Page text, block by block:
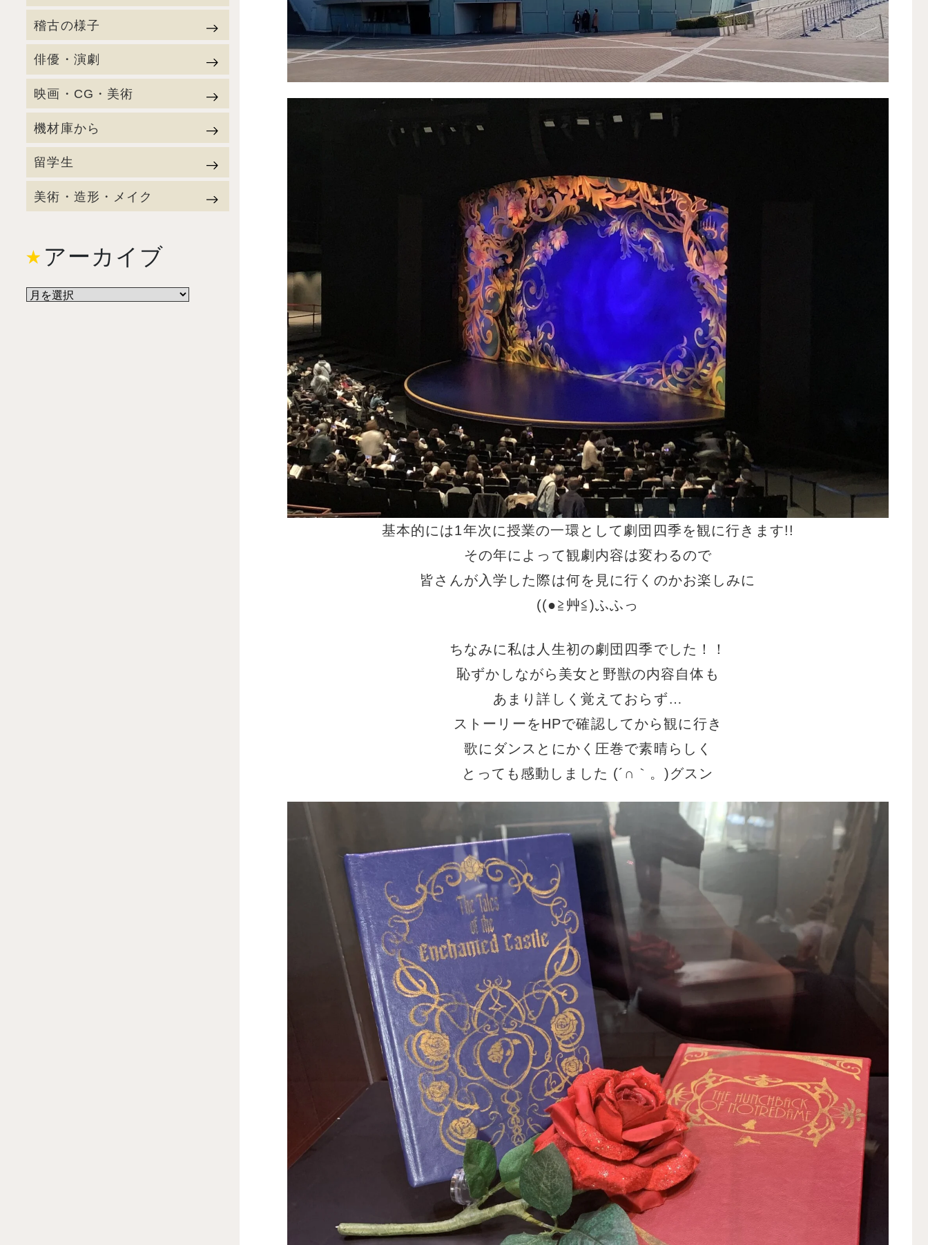
基本的には1年次に授業の一環として劇団四季を観に行きます!!
その年によって観劇内容は変わるので
皆さんが入学した際は何を見に行くのかお楽しみに
((●≧艸≦)ふふっ
ちなみに私は人生初の劇団四季でした！！
恥ずかしながら美女と野獣の内容自体も
あまり詳しく覚えておらず…
ストーリーをHPで確認してから観に行き
歌にダンスとにかく圧巻で素晴らしく
とっても感動しました (´∩｀。)グスン
稽古の様子
俳優・演劇
映画・CG・美術
機材庫から
留学生
美術・造形・メイク
アーカイブ